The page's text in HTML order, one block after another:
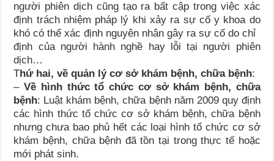
người phiên dịch cũng tạo ra bất cập trong việc xác
định trách nhiệm pháp lý khi xảy ra sự cố y khoa do
khó có thể xác định nguyên nhân gây ra sự cố do chỉ
định của người hành nghề hay lỗi tại người phiên
dịch…
Thứ hai,về quản lý cơ sở khám bệnh, chữa bệnh:
– Về hình thức tổ chức cơ sở khám bệnh, chữa
bệnh: Luật khám bệnh, chữa bệnh năm 2009 quy định
các hình thức tổ chức cơ sở khám bệnh, chữa bệnh
nhưng chưa bao phủ hết các loại hình tổ chức cơ sở
khám bệnh, chữa bệnh đã tồn tại trong thực tế hoặc
mới phát sinh.